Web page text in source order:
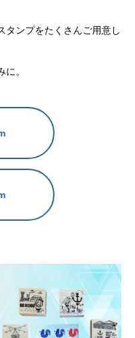
タンプをたくさんご用意し
に。